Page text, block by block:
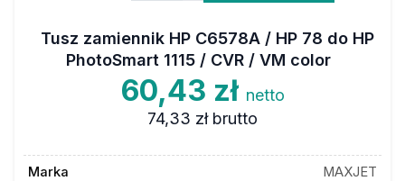
Tusz zamiennik HP C6578A / HP 78 do HP
PhotoSmart 1115 / CVR / VM color
60,43 zł netto
74,33 zł brutto
Marka
MAXJET